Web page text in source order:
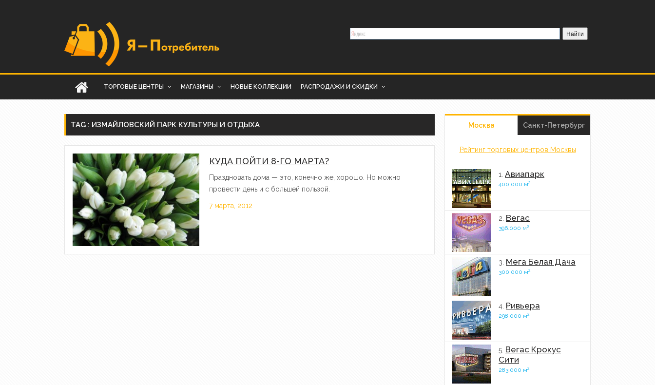
ТОРГОВЫЕ ЦЕНТРЫ МАГАЗИНЫ НОВЫЕ КОЛЛЕКЦИИ РАСПРОДАЖИ И СКИДКИ
TAG : ИЗМАЙЛОВСКИЙ ПАРК КУЛЬТУРЫ И ОТДЫХА
КУДА ПОЙТИ 8-ГО МАРТА?
Праздновать дома — это, конечно же, хорошо. Но можно
провести день и с большей пользой.
7 марта, 2012
Москва Санкт-Петербург
Рейтинг торговых центров Москвы
1. Авиапарк
400.000 м2
2. Вегас
396.000 м2
3. Мега Белая Дача
300.000 м2
4. Ривьера
298.000 м2
5. Вегас Крокус
Сити
283.000 м2